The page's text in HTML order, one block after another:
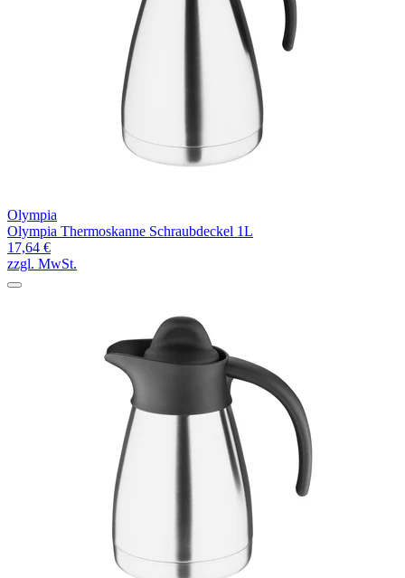
Olympia
Olympia Thermoskanne Schraubdeckel 1L
17,64 €
zzgl. MwSt.